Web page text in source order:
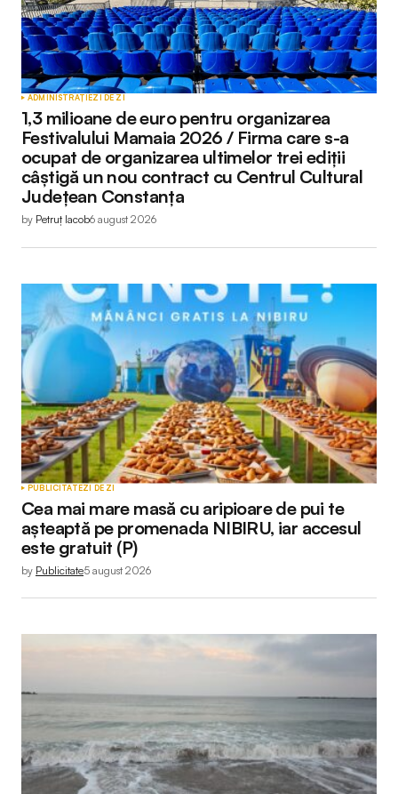
ADMINISTRAȚIEZI DE ZI
1,3 milioane de euro pentru organizarea
Festivalului Mamaia 2026 / Firma care s-a
ocupat de organizarea ultimelor trei ediții
câștigă un nou contract cu Centrul Cultural
Județean Constanța
by Petruț Iacob6 august 2026
PUBLICITATEZI DE ZI
Cea mai mare masă cu aripioare de pui te
așteaptă pe promenada NIBIRU, iar accesul
este gratuit (P)
by Publicitate5 august 2026